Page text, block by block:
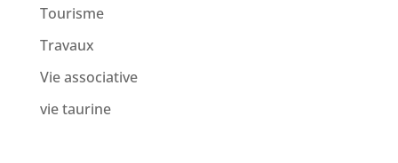
Tourisme
Travaux
Vie associative
vie taurine